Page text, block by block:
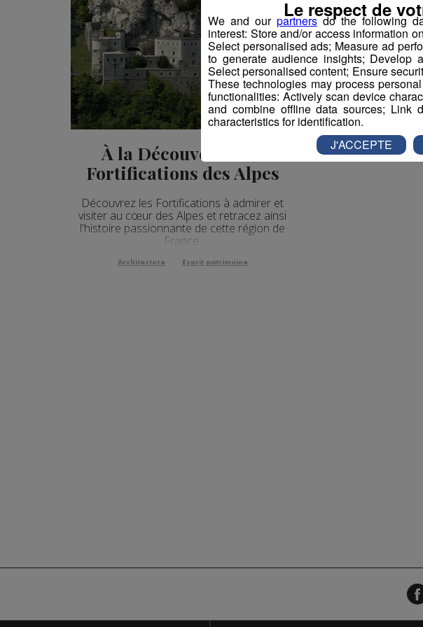
À la Découverte des
Fortifications des Alpes
Découvrez les Fortifications à admirer et
visiter au cœur des Alpes et retracez ainsi
l'histoire passionnante de cette région de
France.
Architecture Esprit patrimoine
We and our partnersdo the following
interest: Store and/or access information
Select personalised ads; Measure ad
to generate audience insights; Develop
Select personalised content; Ensure
These technologies may process
functionalities: Actively scan device
and combine offline data sources; Link
characteristics for identification.
Le respect de
J'ACCEPTE